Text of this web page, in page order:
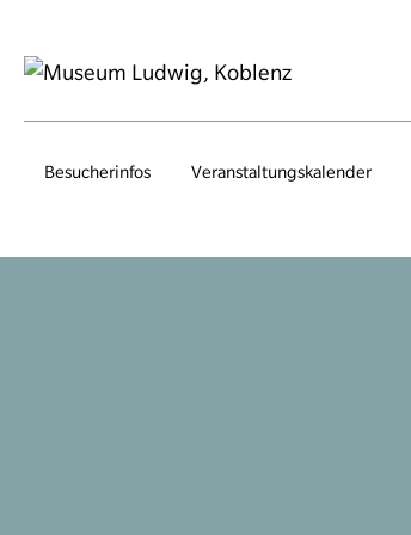
Besucherinfos Veranstaltungs­kalender